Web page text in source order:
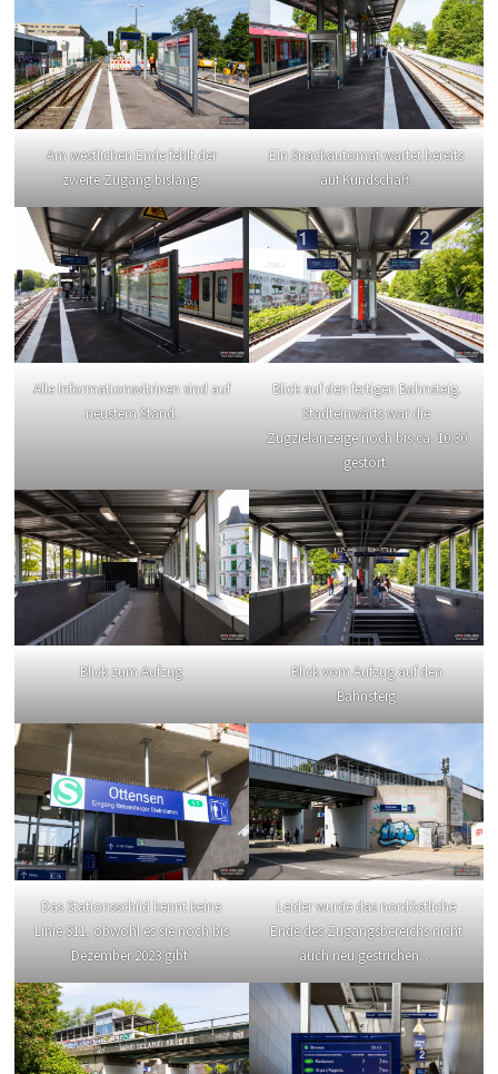
Am westlichen Ende fehlt der
zweite Zugang bislang.
Ein Snackautomat wartet bereits
auf Kundschaft.
Alle Informationsvitrinen sind auf
neustem Stand.
Blick auf den fertigen Bahnsteig.
Stadteinwärts war die
Zugzielanzeige noch bis ca. 10:30
gestört.
Blick zum Aufzug
Blick vom Aufzug auf den
Bahnsteig
Das Stationsschild kennt keine
Linie S11, obwohl es sie noch bis
Dezember 2023 gibt.
Leider wurde das nordöstliche
Ende des Zugangsbereichs nicht
auch neu gestrichen…